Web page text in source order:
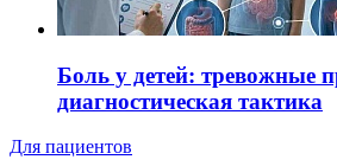
Боль у детей: тревожные
диагностическая тактика
Для пациентов